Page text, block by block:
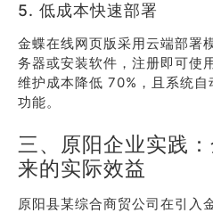
5. 低成本快速部署
金蝶在线网页版采用云端部署
务器或安装软件，注册即可使
维护成本降低 70%，且系统
功能。
三、原阳企业实践
来的实际效益
原阳县某综合商贸公司在引入